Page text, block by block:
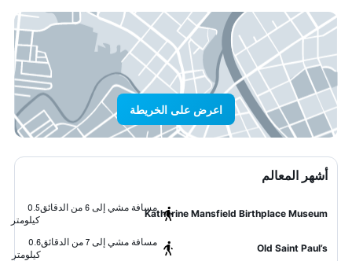
اعرض على الخريطة
أشهر المعالم
Katherine Mansfield Birthplace Museum
مسافة مشي إلى 6 من الدقائق
0.5
كيلومتر
Old Saint Paul’s
مسافة مشي إلى 7 من الدقائق
0.6
كيلومتر